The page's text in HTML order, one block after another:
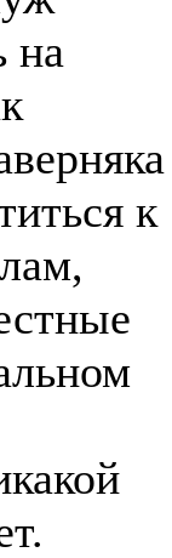
на
к